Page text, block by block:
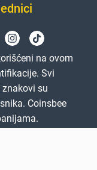
na ovom
Svi
su
Coinsbee